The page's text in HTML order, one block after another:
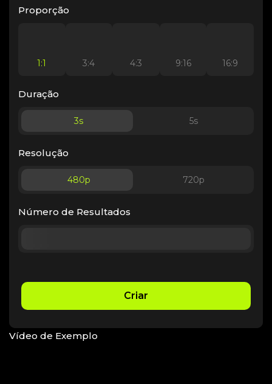
Proporção
1:1 3:4 4:3 9:16 16:9
Duração
3s 5s
Resolução
480p 720p
Número de Resultados
Criar
Vídeo de Exemplo